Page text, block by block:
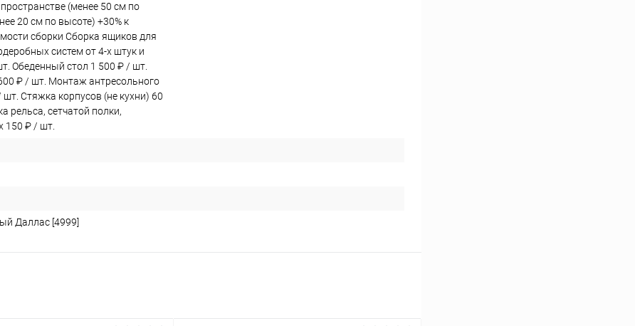
(менее 50 см по
20 см по высоте) +30% к
сборки Сборка ящиков для
систем от 4-х штук и
Обеденный стол 1 500 ₽ / шт.
₽ / шт. Монтаж антресольного
Стяжка корпусов (не кухни) 60
рельса, сетчатой полки,
150 ₽ / шт.
Даллас [4999]